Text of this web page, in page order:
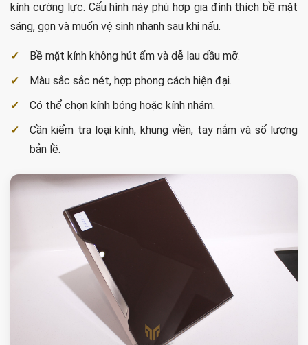
kính cường lực. Cấu hình này phù hợp gia đình thích bề mặt
sáng, gọn và muốn vệ sinh nhanh sau khi nấu.
Bề mặt kính không hút ẩm và dễ lau dầu mỡ.
Màu sắc sắc nét, hợp phong cách hiện đại.
Có thể chọn kính bóng hoặc kính nhám.
Cần kiểm tra loại kính, khung viền, tay nắm và số lượng
bản lề.